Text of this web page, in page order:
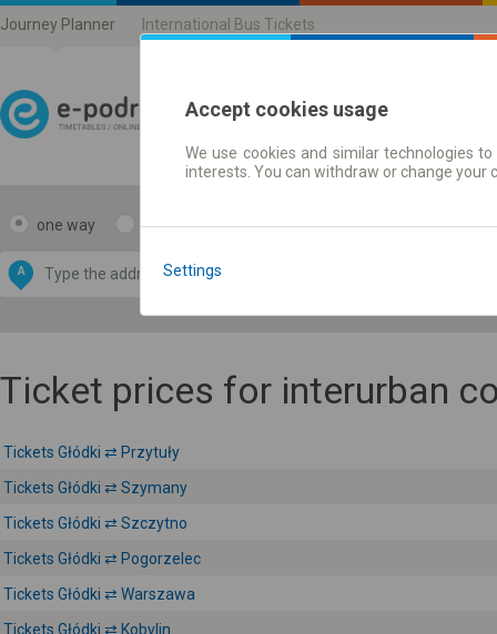
Journey Planner International Bus Tickets
Journey planner |
one way return
A
by
OpenStreetMap
Ticket prices for interurban
Tickets Głódki ⇄ Przytuły
Tickets Głódki ⇄ Szymany
Tickets Głódki ⇄ Szczytno
Tickets Głódki ⇄ Pogorzelec
Tickets Głódki ⇄ Warszawa
Tickets Głódki ⇄ Kobylin
Accept cookies usage
We use cookies and similar technologies
interests. You can withdraw or change
Settings